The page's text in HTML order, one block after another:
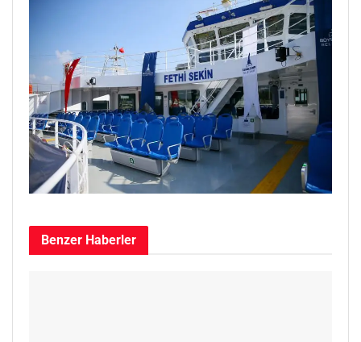
Benzer Haberler